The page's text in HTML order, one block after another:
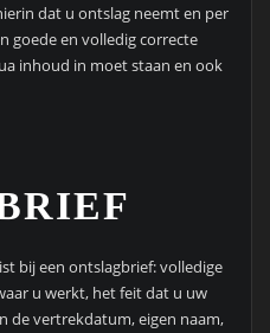
dat u ontslag neemt en per
goede en volledig correcte
inhoud in moet staan en ook
bij een ontslagbrief: volledige
u werkt, het feit dat u uw
de vertrekdatum, eigen naam,